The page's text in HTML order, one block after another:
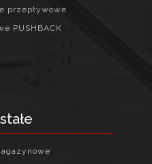
przepływowe
PUSHBACK